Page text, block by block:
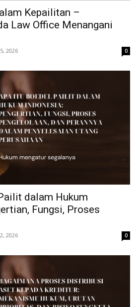
Kepailitan –
Law Office Menangani
2026 0
dalam Hukum
Fungsi, Proses
2026 0